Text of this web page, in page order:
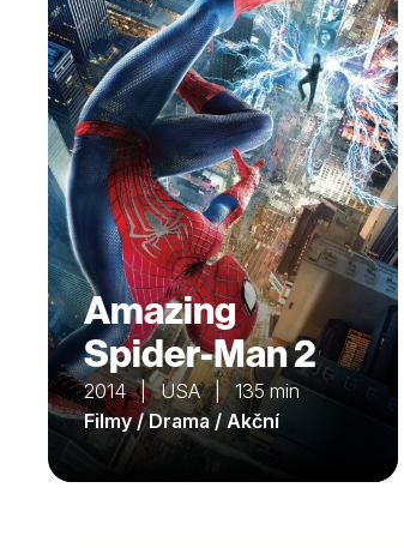
Amazing
Spider-Man 2
2014 | USA | 135 min
Filmy / Drama / Akční